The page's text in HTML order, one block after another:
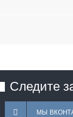
Следите
МЫ